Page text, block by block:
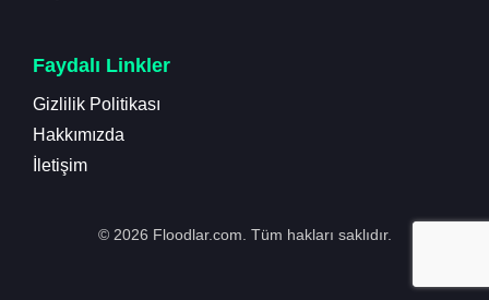
Faydalı Linkler
Gizlilik Politikası
Hakkımızda
İletişim
© 2026 Floodlar.com. Tüm hakları saklıdır.